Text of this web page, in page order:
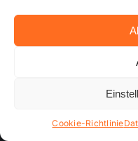
Cookie-Richtlinie